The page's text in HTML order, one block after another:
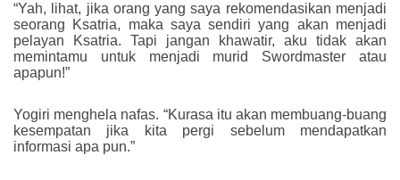
“Yah, lihat, jika orang yang saya rekomendasikan menjadi
seorang Ksatria, maka saya sendiri yang akan menjadi
pelayan Ksatria. Tapi jangan khawatir, aku tidak akan
memintamu untuk menjadi murid Swordmaster atau
apapun!”
Yogiri menghela nafas. “Kurasa itu akan membuang-buang
kesempatan jika kita pergi sebelum mendapatkan
informasi apa pun.”